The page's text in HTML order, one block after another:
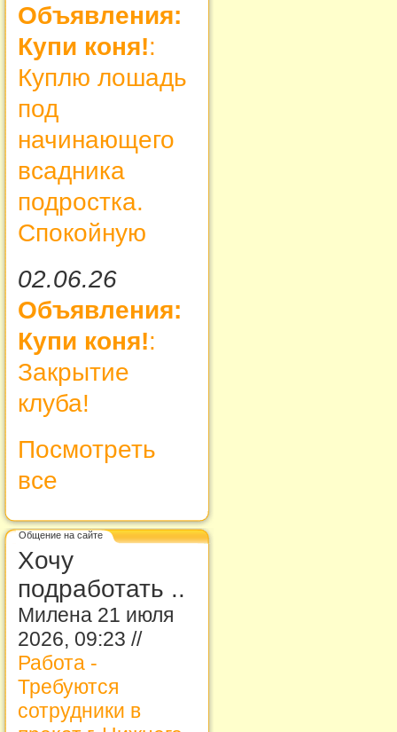
Объявления:
Купи коня!:
Куплю лошадь
под
начинающего
всадника
подростка.
Спокойную
02.06.26
Объявления:
Купи коня!:
Закрытие
клуба!
Посмотреть
все
Общение на сайте
Хочу
подработать ..
Милена 21 июля
2026, 09:23 //
Работа -
Требуются
сотрудники в